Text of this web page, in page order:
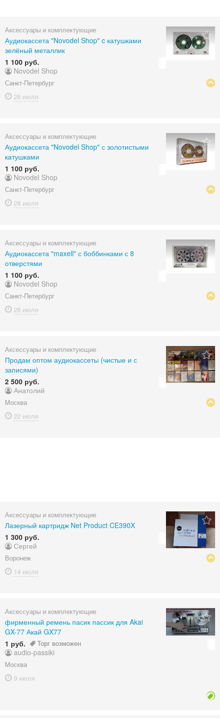
Аксессуары и комплектующие
Аудиокассета "Novodel Shop" c катушками
зелёный металлик
1 100 руб.
Novodel Shop
Санкт-Петербург
28 июля
Аксессуары и комплектующие
Аудиокассета "Novodel Shop" с золотистыми
катушками
1 100 руб.
Novodel Shop
Санкт-Петербург
28 июля
Аксессуары и комплектующие
Аудиокассета "maxell" с боббинками с 8
отверстями
1 100 руб.
Novodel Shop
Санкт-Петербург
28 июля
Аксессуары и комплектующие
Продам оптом аудиокассеты (чистые и с
записями)
2 500 руб.
Анатолий
Москва
22 июля
Аксессуары и комплектующие
Лазерный картридж Net Product CE390X
1 300 руб.
Сергей
Воронеж
14 июля
Аксессуары и комплектующие
фирменный ремень пасик пассик для Akai
GX-77 Акай GX77
1 руб.
Торг возможен
audio-passiki
Москва
9 июля